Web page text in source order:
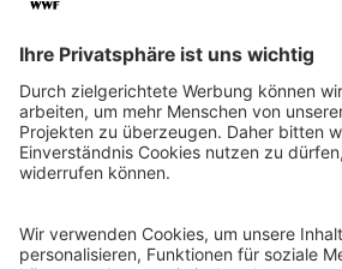
WWF Deutschland
Reinhardtstr. 18
10117 Berlin
Ihre Spende kann steuerlich geltend